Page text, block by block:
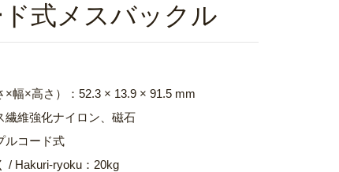
ド式メスバックル
×幅×高さ）：52.3 × 13.9 × 91.5 mm
繊維強化ナイロン、磁石
ルコード式
/ Hakuri-ryoku：20kg